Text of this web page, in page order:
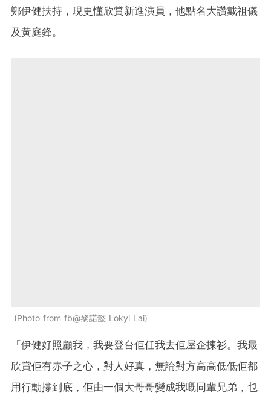
鄭伊健扶持，現更懂欣賞新進演員，他點名大讚戴祖儀
及黃庭鋒。
Photo from fb@黎諾懿 Lokyi Lai
「伊健好照顧我，我要登台佢任我去佢屋企揀衫。我最
欣賞佢有赤子之心，對人好真，無論對方高高低低佢都
用行動撐到底，佢由一個大哥哥變成我嘅同輩兄弟，乜